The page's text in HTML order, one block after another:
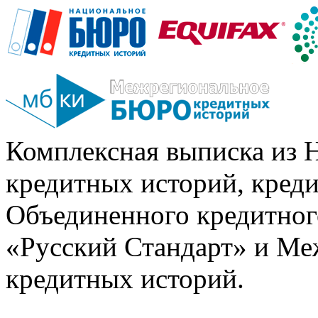
Комплексная выписка из
кредитных историй,
Объединенного
«Русский Стандарт» и
кредитных историй.